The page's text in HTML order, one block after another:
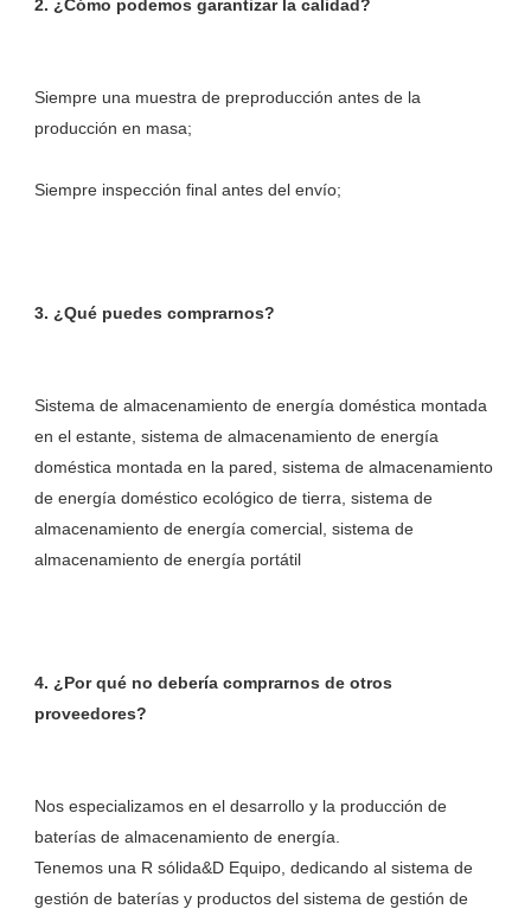
Siempre una muestra de preproducción antes de la
Sistema de almacenamiento de energía doméstica montada
en el estante, sistema de almacenamiento de energía
doméstica montada en la pared, sistema de almacenamiento
de energía doméstico ecológico de tierra, sistema de
almacenamiento de energía comercial, sistema de
4. ¿Por qué no debería comprarnos de otros
Nos especializamos en el desarrollo y la producción de
baterías de almacenamiento de energía.
Tenemos una R sólida&D Equipo, dedicando al sistema de
gestión de baterías y productos del sistema de gestión de